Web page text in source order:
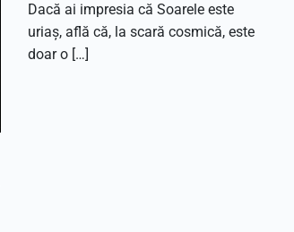
Dacă ai impresia că Soarele este
uriaș, află că, la scară cosmică, este
doar o […]